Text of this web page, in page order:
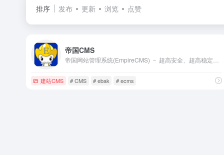
排序 发布 更新 浏览 点赞
帝国CMS
建站CMS # CMS # ebak # ecms